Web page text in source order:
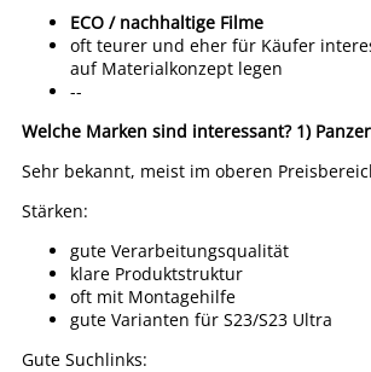
ECO / nachhaltige Filme
oft teurer und eher für Käufer
auf Materialkonzept legen
--
Welche Marken sind interessant? 1)
Sehr bekannt, meist im oberen
Stärken:
gute Verarbeitungsqualität
klare Produktstruktur
oft mit Montagehilfe
gute Varianten für S23/S23 Ultra
Gute Suchlinks: